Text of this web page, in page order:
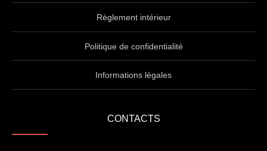
Règlement intérieur
Politique de confidentialité
Informations légales
CONTACTS